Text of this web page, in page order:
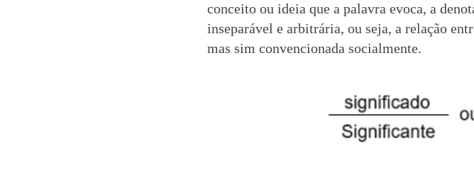
conceito ou ideia que a palavra evoca, a
inseparável e arbitrária, ou seja, a relação
mas sim convencionada socialmente.